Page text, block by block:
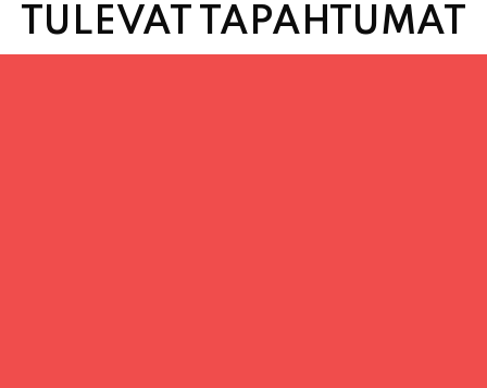
TULEVAT TAPAHTUMAT